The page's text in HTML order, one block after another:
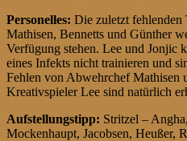
Personelles: Die zuletzt fehlenden
Mathisen, Bennetts und Günther
Verfügung stehen. Lee und Jonjic
eines Infekts nicht trainieren und
Fehlen von Abwehrchef Mathisen
Kreativspieler Lee sind natürlich
Aufstellungstipp: Stritzel –
Mockenhaupt, Jacobsen, Heußer,